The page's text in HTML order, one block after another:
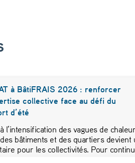
à BâtiFRAIS 2026 : renforcer
collective face au défi du
d’été
l’intensification des vagues de
des bâtiments et des quartiers devient
pour les collectivités. Pour